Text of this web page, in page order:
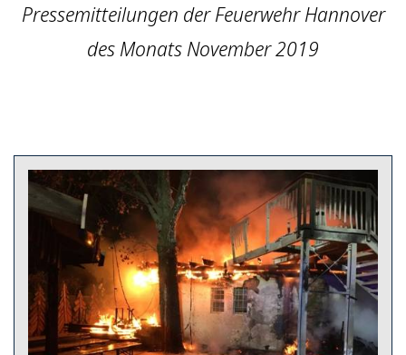
Pressemitteilungen der Feuerwehr Hannover
des Monats November 2019